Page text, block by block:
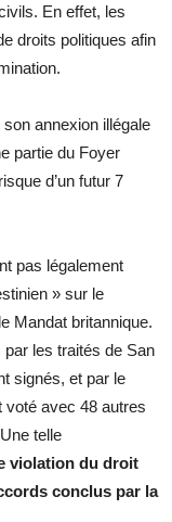
En effet, les
droits politiques afin
annexion illégale
partie du Foyer
d’un futur 7
pas légalement
» sur le
Mandat britannique.
les traités de San
signés, et par le
voté avec 48 autres
telle
violation du droit
conclus par la